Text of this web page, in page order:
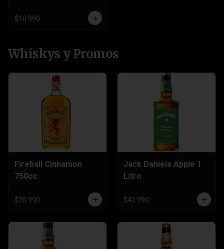
$10.990
Whiskys y Promos
Fireball Cinnamon
750cc
$20.990
Jack Daniels Apple 1
Litro
$42.990